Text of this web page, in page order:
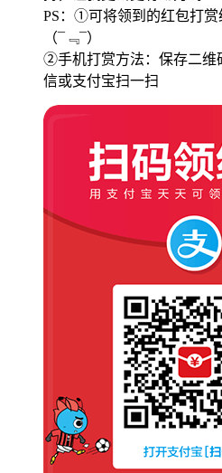
PS：①可将领到的红包打赏
（¯﹃¯）
②手机打赏方法：保存二维
信或支付宝扫一扫